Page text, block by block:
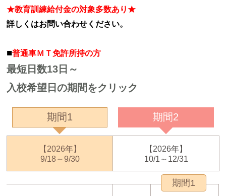
★教育訓練給付金の対象多数あり★
詳しくはお問い合わせください。
■普通車ＭＴ免許所持の方
最短日数13日～
入校希望日の期間をクリック
期間1 期間2
【2026年】
9/18～9/30
【2026年】
10/1～12/31
期間1